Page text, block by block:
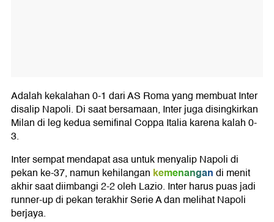
Adalah kekalahan 0-1 dari AS Roma yang membuat Inter
disalip Napoli. Di saat bersamaan, Inter juga disingkirkan
Milan di leg kedua semifinal Coppa Italia karena kalah 0-
3.
Inter sempat mendapat asa untuk menyalip Napoli di
pekan ke-37, namun kehilangan kemenangandi menit
akhir saat diimbangi 2-2 oleh Lazio. Inter harus puas jadi
runner-up di pekan terakhir Serie A dan melihat Napoli
berjaya.